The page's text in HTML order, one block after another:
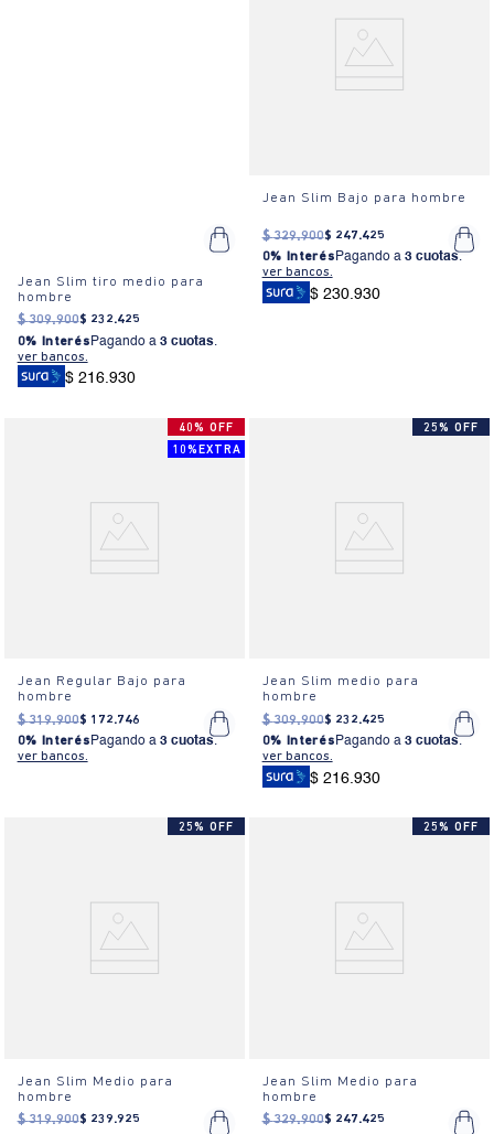
Jean Slim tiro medio para
hombre
$ 309.900$ 232.425
0% Interés Pagando a 3 cuotas.
ver bancos.
$ 216.930
Jean Slim Bajo para hombre
$ 329.900$ 247.425
0% InterésPagando a 3 cuotas.
ver bancos.
$ 230.930
40% OFF
10%EXTRA
Jean Regular Bajo para
hombre
$ 319.900$ 172.746
0% InterésPagando a 3 cuotas.
ver bancos.
25% OFF
Jean Slim medio para
hombre
$ 309.900$ 232.425
0% InterésPagando a 3 cuotas.
ver bancos.
$ 216.930
25% OFF
Jean Slim Medio para
hombre
$ 319.900$ 239.925
25% OFF
Jean Slim Medio para
hombre
$ 329.900$ 247.425